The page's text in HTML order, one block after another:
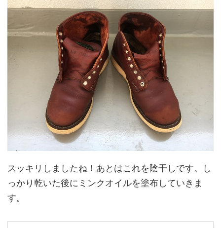
スッキリしましたね！あとはこれを陰干しです。し
っかり乾いた後にミンクオイルを塗布していきま
す。